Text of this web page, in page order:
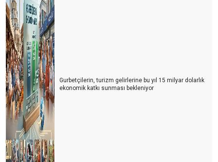
Gurbetçilerin, turizm gelirlerine bu yıl 15 milyar dolarlık
ekonomik katkı sunması bekleniyor